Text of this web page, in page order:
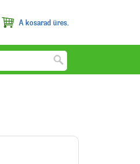
A kosarad üres.